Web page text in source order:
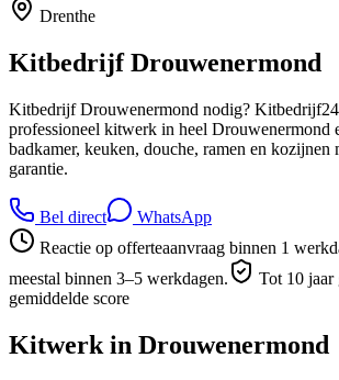
Drenthe
KitbedrijfDrouwenermond
Kitbedrijf Drouwenermond nodig?
professioneel kitwerk in heel
badkamer, keuken, douche, ramen en kozijnen
garantie.
Bel direct
WhatsApp
Reactie op offerteaanvraag binnen 1
meestal binnen 3–5 werkdagen.
Tot 10 jaar
gemiddelde score
Kitwerk in Drouwenermond